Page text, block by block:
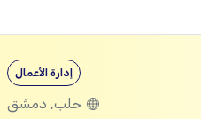
إدارة الأعمال
حلب, دمشق